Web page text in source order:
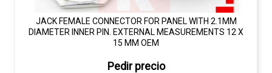
JACK FEMALE CONNECTOR FOR PANEL WITH 2.1MM
DIAMETER INNER PIN. EXTERNAL MEASUREMENTS 12 X
15 MM OEM
Pedir precio